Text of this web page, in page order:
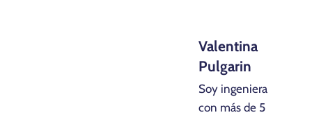
Valentina
Pulgarin
Soy ingeniera
con más de 5